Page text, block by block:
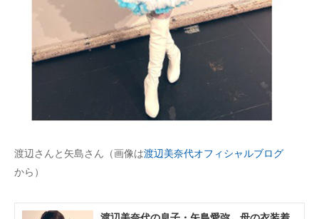
渡辺さんと矢島さん（画像は渡辺美奈代オフィシャルブログ
から）